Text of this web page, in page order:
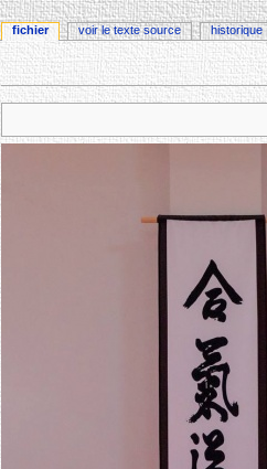
Aller à : navigation,rechercher
fichier voir le texte source historique